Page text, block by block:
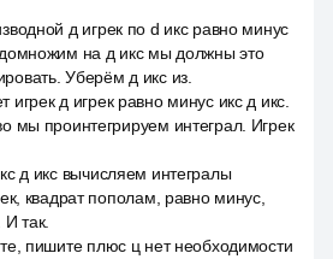
д игрек по d икс равно минус
домножим на д икс мы должны это
Уберём д икс из.
игрек д игрек равно минус икс д икс.
мы проинтегрируем интеграл. Игрек
д икс вычисляем интегралы
квадрат пополам, равно минус,
так.
пишите плюс ц нет необходимости